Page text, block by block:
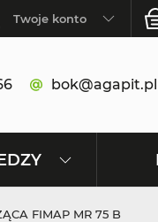
Twoje konto
bok@agapit.pl
FIMAP MR 75 B